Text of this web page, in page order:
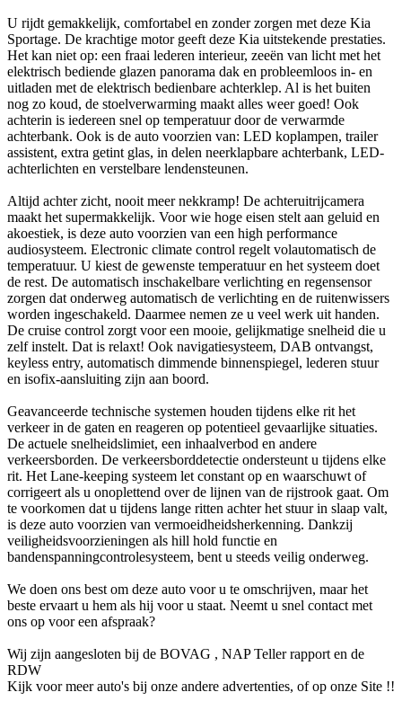
U rijdt gemakkelijk, comfortabel en zonder zorgen met deze Kia
Sportage. De krachtige motor geeft deze Kia uitstekende prestaties.
Het kan niet op: een fraai lederen interieur, zeeën van licht met het
elektrisch bediende glazen panorama dak en probleemloos in- en
uitladen met de elektrisch bedienbare achterklep. Al is het buiten
nog zo koud, de stoelverwarming maakt alles weer goed! Ook
achterin is iedereen snel op temperatuur door de verwarmde
achterbank. Ook is de auto voorzien van: LED koplampen, trailer
assistent, extra getint glas, in delen neerklapbare achterbank, LED-
achterlichten en verstelbare lendensteunen.
Altijd achter zicht, nooit meer nekkramp! De achteruitrijcamera
maakt het supermakkelijk. Voor wie hoge eisen stelt aan geluid en
akoestiek, is deze auto voorzien van een high performance
audiosysteem. Electronic climate control regelt volautomatisch de
temperatuur. U kiest de gewenste temperatuur en het systeem doet
de rest. De automatisch inschakelbare verlichting en regensensor
zorgen dat onderweg automatisch de verlichting en de ruitenwissers
worden ingeschakeld. Daarmee nemen ze u veel werk uit handen.
De cruise control zorgt voor een mooie, gelijkmatige snelheid die u
zelf instelt. Dat is relaxt! Ook navigatiesysteem, DAB ontvangst,
keyless entry, automatisch dimmende binnenspiegel, lederen stuur
en isofix-aansluiting zijn aan boord.
Geavanceerde technische systemen houden tijdens elke rit het
verkeer in de gaten en reageren op potentieel gevaarlijke situaties.
De actuele snelheidslimiet, een inhaalverbod en andere
verkeersborden. De verkeersborddetectie ondersteunt u tijdens elke
rit. Het Lane-keeping systeem let constant op en waarschuwt of
corrigeert als u onoplettend over de lijnen van de rijstrook gaat. Om
te voorkomen dat u tijdens lange ritten achter het stuur in slaap valt,
is deze auto voorzien van vermoeidheidsherkenning. Dankzij
veiligheidsvoorzieningen als hill hold functie en
bandenspanningcontrolesysteem, bent u steeds veilig onderweg.
We doen ons best om deze auto voor u te omschrijven, maar het
beste ervaart u hem als hij voor u staat. Neemt u snel contact met
ons op voor een afspraak?
Wij zijn aangesloten bij de BOVAG , NAP Teller rapport en de
RDW
Kijk voor meer auto's bij onze andere advertenties, of op onze Site !!